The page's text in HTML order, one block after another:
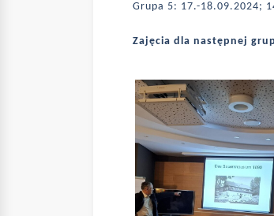
Grupa 5: 17.-18.09.2024;
Zajęcia dla następnej